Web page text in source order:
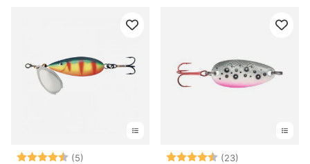
Arvio: (5)
4.6 5:sta tähdestäArvio: (23)